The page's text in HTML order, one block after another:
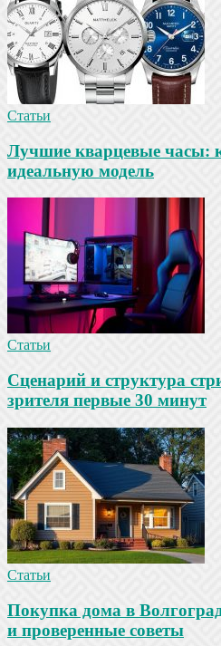
Статьи
Лучшие кварцевые часы:
идеальную модель
Статьи
Сценарий и структура
зрителя первые 30 минут
Статьи
Покупка дома в
и проверенные советы